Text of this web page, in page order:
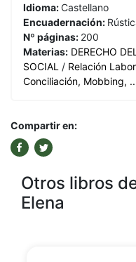
Idioma:Castellano
Encuadernación:
Nº páginas: 200
Materias: DERECHO
SOCIAL / Relación
Conciliación, Mobbing,
Compartir en:
Otros libros
Elena